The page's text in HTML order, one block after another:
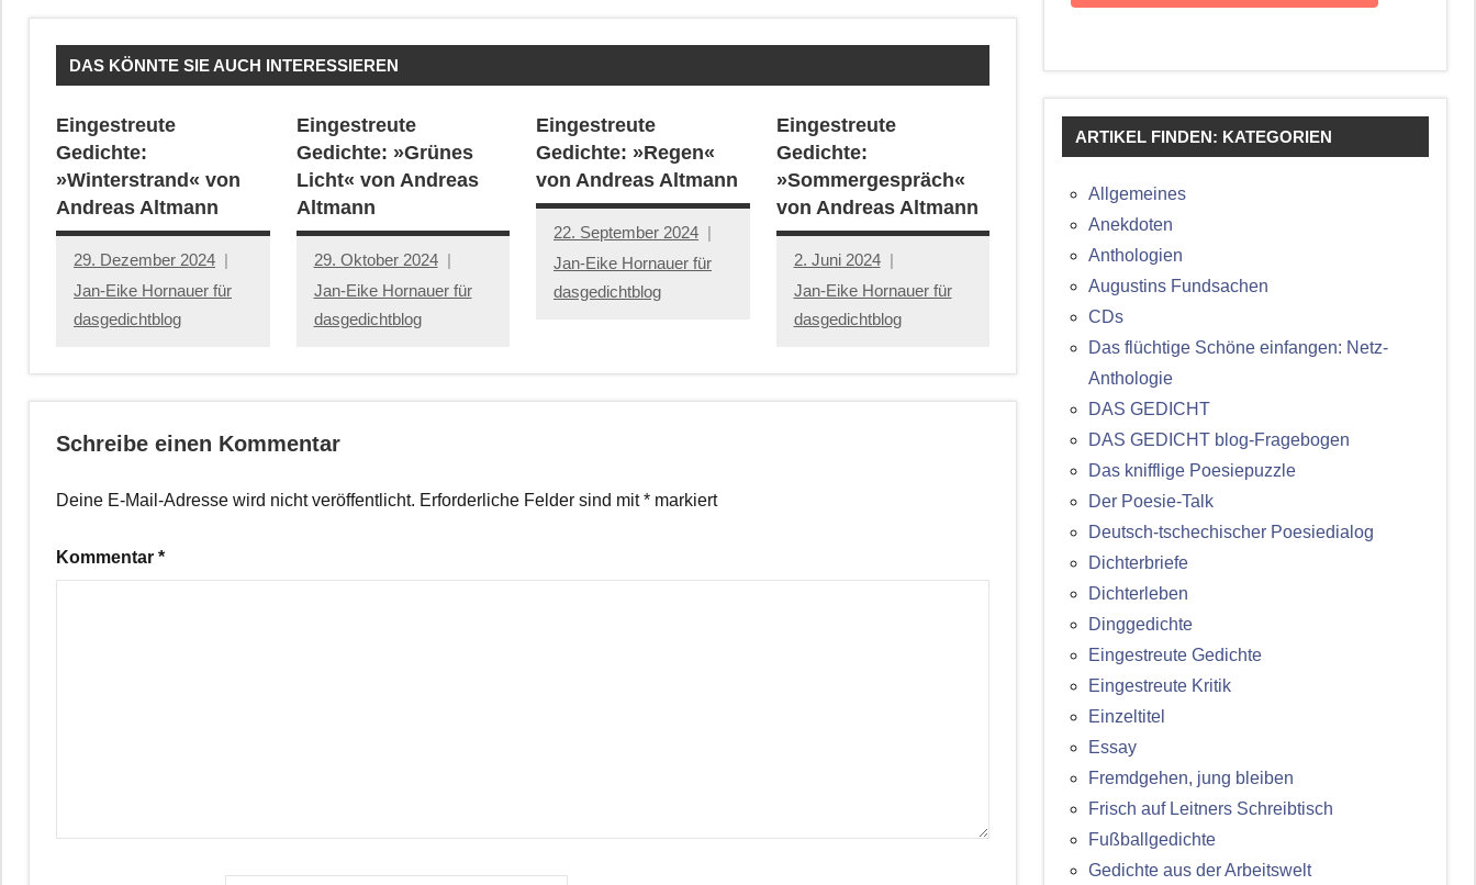
DAS KÖNNTE SIE AUCH INTERESSIEREN
Eingestreute
Gedichte:
»Winterstrand« von
Andreas Altmann
29. Dezember 2024
Jan-Eike Hornauer für
dasgedichtblog
Eingestreute
Gedichte: »Grünes
Licht« von Andreas
Altmann
29. Oktober 2024
Jan-Eike Hornauer für
dasgedichtblog
Eingestreute
Gedichte: »Regen«
von Andreas Altmann
22. September 2024
Jan-Eike Hornauer für
dasgedichtblog
Eingestreute
Gedichte:
»Sommergespräch«
von Andreas Altmann
2. Juni 2024
Jan-Eike Hornauer für
dasgedichtblog
Schreibe einen Kommentar
Deine E-Mail-Adresse wird nicht veröffentlicht. Erforderliche Felder sind mit* markiert
Kommentar *
ARTIKEL FINDEN: KATEGORIEN
Allgemeines
Anekdoten
Anthologien
Augustins Fundsachen
CDs
Das flüchtige Schöne einfangen: Netz-
Anthologie
DAS GEDICHT
DAS GEDICHT blog-Fragebogen
Das knifflige Poesiepuzzle
Der Poesie-Talk
Deutsch-tschechischer Poesiedialog
Dichterbriefe
Dichterleben
Dinggedichte
Eingestreute Gedichte
Eingestreute Kritik
Einzeltitel
Essay
Fremdgehen, jung bleiben
Frisch auf Leitners Schreibtisch
Fußballgedichte
Gedichte aus der Arbeitswelt